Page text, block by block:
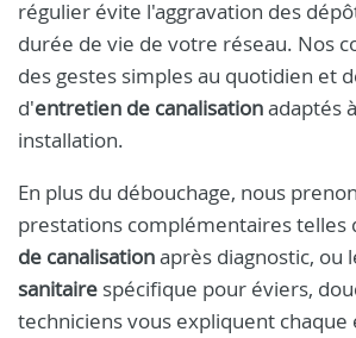
régulier évite l'aggravation des
durée de vie de votre réseau. Nos
des gestes simples au quotidien et
d'entretien de canalisationadaptés
installation.
En plus du débouchage, nous
prestations complémentaires telles
de canalisationaprès diagnostic, ou
sanitaire spécifique pour éviers,
techniciens vous expliquent chaque